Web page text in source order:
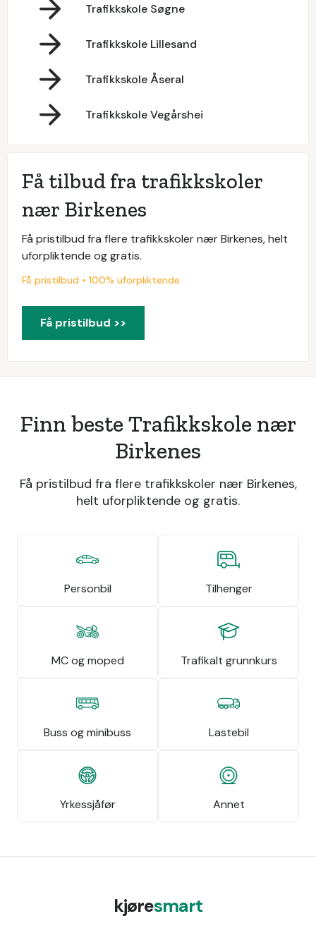
Trafikkskole Søgne
Trafikkskole Lillesand
Trafikkskole Åseral
Trafikkskole Vegårshei
Få tilbud fra trafikkskoler
nær Birkenes
Få pristilbud fra flere trafikkskoler nær Birkenes, helt
uforpliktende og gratis.
Få pristilbud • 100% uforpliktende
Få pristilbud >>
Finn beste Trafikkskole nær
Birkenes
Få pristilbud fra flere trafikkskoler nær Birkenes,
helt uforpliktende og gratis.
Personbil Tilhenger
MC og moped Trafikalt grunnkurs
Buss og minibuss Lastebil
Yrkessjåfør Annet
kjøresmart